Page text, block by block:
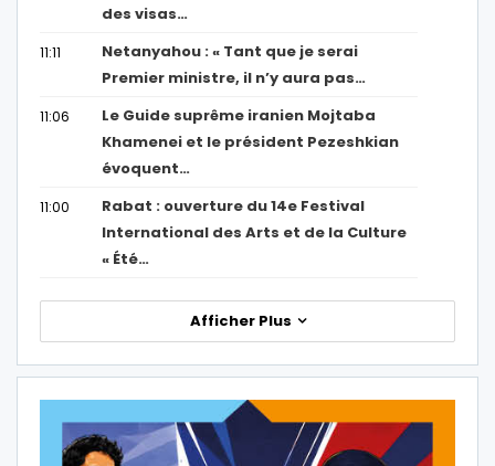
des visas…
11:11
Netanyahou : « Tant que je serai
Premier ministre, il n’y aura pas…
11:06
Le Guide suprême iranien Mojtaba
Khamenei et le président Pezeshkian
évoquent…
11:00
Rabat : ouverture du 14e Festival
International des Arts et de la Culture
« Été…
Afficher Plus